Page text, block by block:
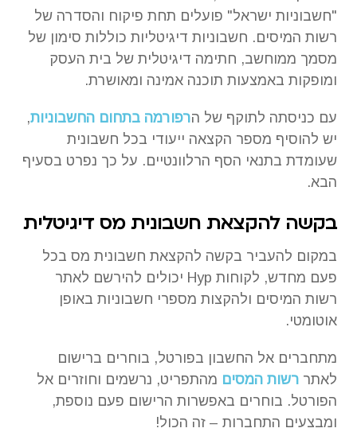
"חשבוניות ישראל" פועלים תחת פיקוח והסדרה של
רשות המיסים. חשבוניות דיגיטליות כוללות סימון של
מסמך ממוחשב, חתימה דיגיטלית של בית העסק
ומופקות באמצעות תוכנה אמינה ומאושרת.
עם כניסתה לתוקף של הרפורמה בתחום החשבוניות,
יש להוסיף מספר הקצאה ייעודי בכל חשבונית
שעומדת בתנאי הסף הרלוונטיים. על כך נפרט בסעיף
הבא.
בקשה להקצאת חשבונית מס דיגיטלית
במקום להעביר בקשה להקצאת חשבונית מס בכל
פעם מחדש, לקוחות Hyp יכולים להירשם לאתר
רשות המיסים ולהקצות מספרי חשבוניות באופן
אוטומטי.
מתחברים אל החשבון בפורטל, בוחרים ברישום
לאתר רשות המסים מהתפריט, נרשמים וחוזרים אל
הפורטל. בוחרים באפשרות הרישום פעם נוספת,
ומבצעים התחברות – זה הכול!